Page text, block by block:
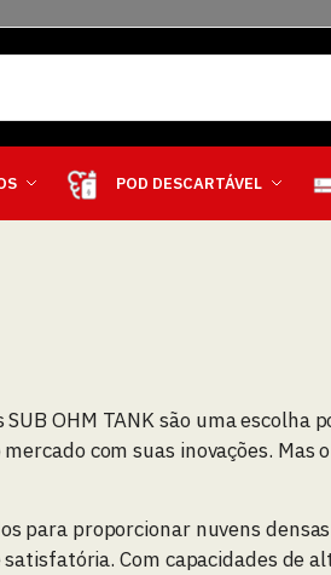
POD DESCARTÁVEL
OHM TANK são uma
com suas inovações.
para proporcionar nuvens
Com capacidades de